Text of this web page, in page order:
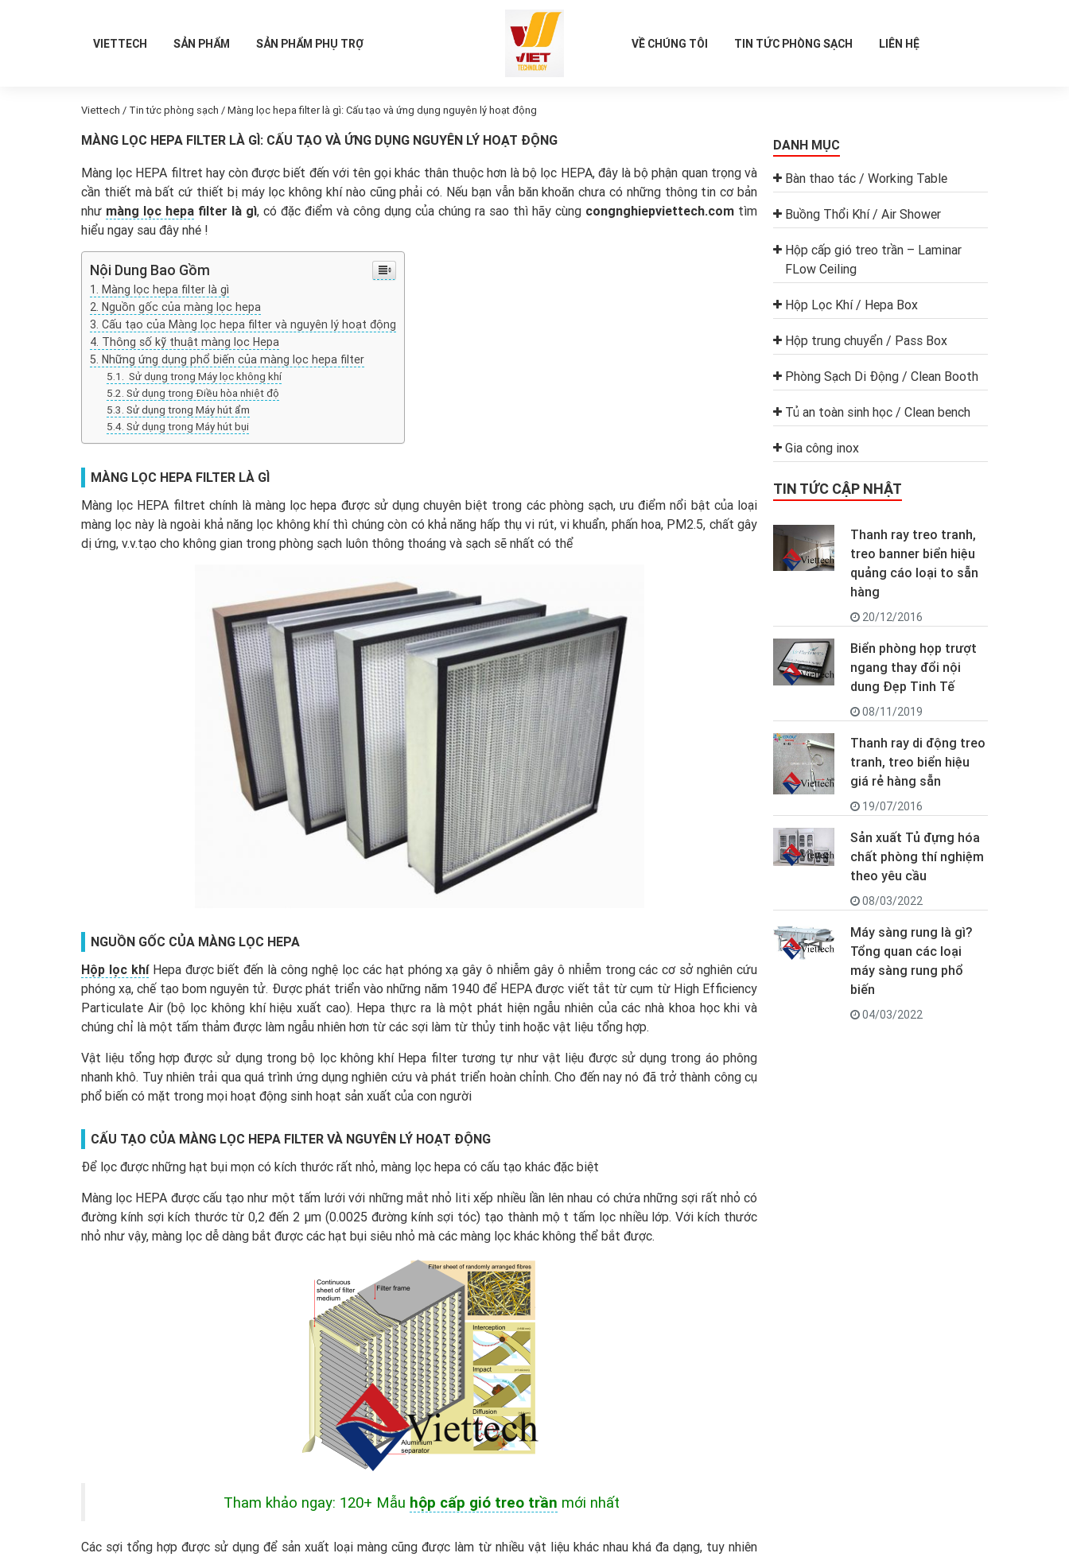
VIETTECH SẢN PHẨM SẢN PHẨM PHỤ TRỢ VỀ CHÚNG TÔI TIN TỨC PHÒNG SẠCH LIÊN HỆ
Viettech / Tin tức phòng sạch /Màng lọc hepa filter là gì: Cấu tạo và ứng dụng nguyên lý hoạt động
MÀNG LỌC HEPA FILTER LÀ GÌ: CẤU TẠO VÀ ỨNG DỤNG NGUYÊN LÝ HOẠT ĐỘNG
Màng lọc HEPA filtret hay còn được biết đến với tên gọi khác thân thuộc hơn là bộ lọc HEPA, đây là bộ phận quan trọng và
cần thiết mà bất cứ thiết bị máy lọc không khí nào cũng phải có. Nếu bạn vẫn băn khoăn chưa có những thông tin cơ bản
như màng lọc hepa filter là gì, có đặc điểm và công dụng của chúng ra sao thì hãy cùng congnghiepviettech.com tìm
hiểu ngay sau đây nhé !
Nội Dung Bao Gồm
Màng lọc hepa filter là gì
Nguồn gốc của màng lọc hepa
Cấu tạo của Màng lọc hepa filter và nguyên lý hoạt động
Thông số kỹ thuật màng lọc Hepa
Những ứng dụng phổ biến của màng lọc hepa filter
Sử dụng trong Máy lọc không khí
Sử dụng trong Điều hòa nhiệt độ
Sử dụng trong Máy hút ẩm
Sử dụng trong Máy hút bụi
MÀNG LỌC HEPA FILTER LÀ GÌ
Màng lọc HEPA filtret chính là màng lọc hepa được sử dụng chuyên biệt trong các phòng sạch, ưu điểm nổi bật của loại
màng lọc này là ngoài khả năng lọc không khí thì chúng còn có khả năng hấp thụ vi rút, vi khuẩn, phấn hoa, PM2.5, chất gây
dị ứng, v.v.tạo cho không gian trong phòng sạch luôn thông thoáng và sạch sẽ nhất có thể
NGUỒN GỐC CỦA MÀNG LỌC HEPA
Hộp lọc khíHepa được biết đến là công nghệ lọc các hạt phóng xạ gây ô nhiễm gây ô nhiễm trong các cơ sở nghiên cứu
phóng xạ, chế tạo bom nguyên tử. Được phát triển vào những năm 1940 để HEPA được viết tắt từ cụm từ High Efficiency
Particulate Air (bộ lọc không khí hiệu xuất cao). Hepa thực ra là một phát hiện ngẫu nhiên của các nhà khoa học khi và
chúng chỉ là một tấm thảm được làm ngẫu nhiên hơn từ các sợi làm từ thủy tinh hoặc vật liệu tổng hợp.
Vật liệu tổng hợp được sử dụng trong bộ lọc không khí Hepa filter tương tự như vật liệu được sử dụng trong áo phông
nhanh khô. Tuy nhiên trải qua quá trình ứng dụng nghiên cứu và phát triển hoàn chỉnh. Cho đến nay nó đã trở thành công cụ
phổ biến có mặt trong mọi hoạt động sinh hoạt sản xuất của con người
CẤU TẠO CỦA MÀNG LỌC HEPA FILTER VÀ NGUYÊN LÝ HOẠT ĐỘNG
Để lọc được những hạt bụi mọn có kích thước rất nhỏ, màng lọc hepa có cấu tạo khác đặc biệt
Màng lọc HEPA được cấu tạo như một tấm lưới với những mắt nhỏ liti xếp nhiều lần lên nhau có chứa những sợi rất nhỏ có
đường kính sợi kích thước từ 0,2 đến 2 µm (0.0025 đường kính sợi tóc) tạo thành một tấm lọc nhiều lớp. Với kích thước
nhỏ như vậy, màng lọc dễ dàng bắt được các hạt bụi siêu nhỏ mà các màng lọc khác không thể bắt được.
Tham khảo ngay: 120+ Mẫu hộp cấp gió treo trần mới nhất
Các sợi tổng hợp được sử dụng để sản xuất loại màng cũng được làm từ nhiều vật liệu khác nhau khá đa dạng, tuy nhiên
DANH MỤC
Bàn thao tác / Working Table
Buồng Thổi Khí / Air Shower
Hộp cấp gió treo trần – Laminar
FLow Ceiling
Hộp Lọc Khí / Hepa Box
Hộp trung chuyển / Pass Box
Phòng Sạch Di Động / Clean Booth
Tủ an toàn sinh học / Clean bench
Gia công inox
TIN TỨC CẬP NHẬT
Thanh ray treo tranh,
treo banner biển hiệu
quảng cáo loại to sẵn
hàng
20/12/2016
Biển phòng họp trượt
ngang thay đổi nội
dung Đẹp Tinh Tế
08/11/2019
Thanh ray di động treo
tranh, treo biển hiệu
giá rẻ hàng sẵn
19/07/2016
Sản xuất Tủ đựng hóa
chất phòng thí nghiệm
theo yêu cầu
08/03/2022
Máy sàng rung là gì?
Tổng quan các loại
máy sàng rung phổ
biến
04/03/2022